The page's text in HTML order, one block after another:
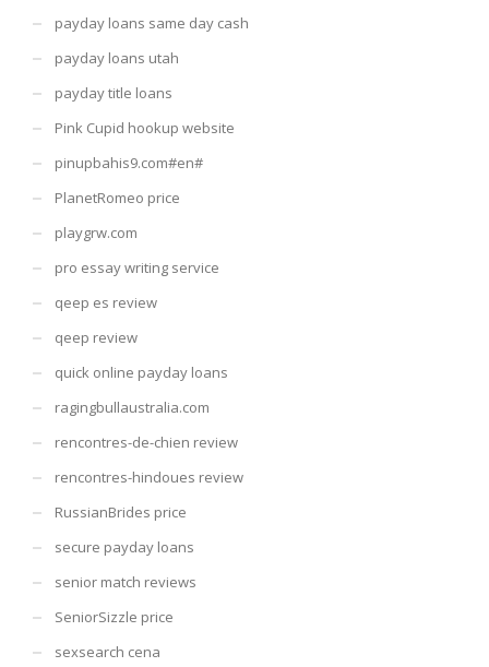
payday loans same day cash
payday loans utah
payday title loans
Pink Cupid hookup website
pinupbahis9.com#en#
PlanetRomeo price
playgrw.com
pro essay writing service
qeep es review
qeep review
quick online payday loans
ragingbullaustralia.com
rencontres-de-chien review
rencontres-hindoues review
RussianBrides price
secure payday loans
senior match reviews
SeniorSizzle price
sexsearch cena